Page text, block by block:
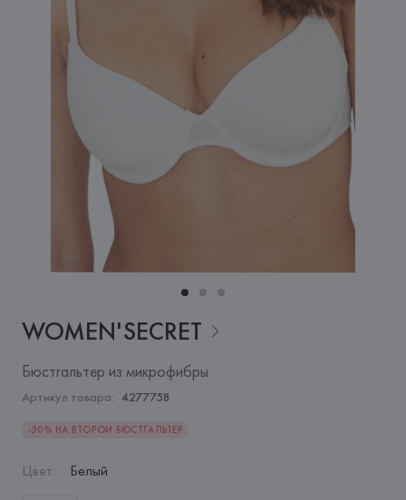
WOMEN'SECRET
Бюстгальтер из микрофибры
Артикул товара: 4277758
-50% НА ВТОРОЙ БЮСТГАЛЬТЕР
Цвет: Белый